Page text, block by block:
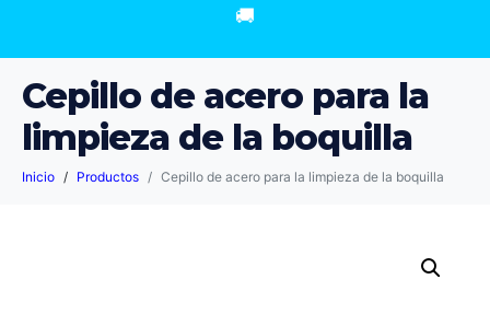
🚚
Cepillo de acero para la
limpieza de la boquilla
Inicio Productos Cepillo de acero para la limpieza de la boquilla